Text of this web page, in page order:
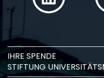
IHRE SPENDE
STIFTUNG